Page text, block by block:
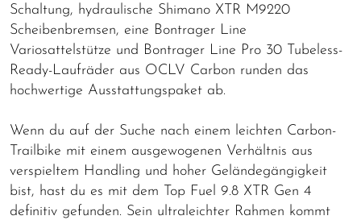
Schaltung, hydraulische Shimano XTR M9220
Scheibenbremsen, eine Bontrager Line
Variosattelstütze und Bontrager Line Pro 30 Tubeless-
Ready-Laufräder aus OCLV Carbon runden das
hochwertige Ausstattungspaket ab.
Wenn du auf der Suche nach einem leichten Carbon-
Trailbike mit einem ausgewogenen Verhältnis aus
verspieltem Handling und hoher Geländegängigkeit
bist, hast du es mit dem Top Fuel 9.8 XTR Gen 4
definitiv gefunden. Sein ultraleichter Rahmen kommt